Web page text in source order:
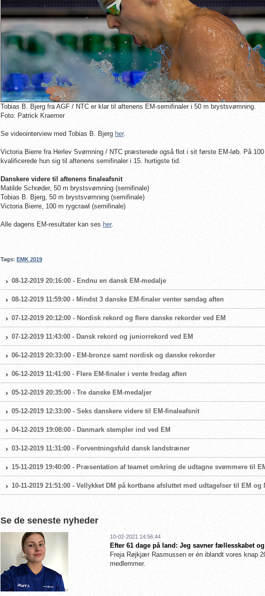
Tobias B. Bjerg fra AGF / NTC er klar til aftenens EM-semifinaler i 50 m brystsvømning.
Foto: Patrick Kraemer
Se videointerview med Tobias B. Bjerg her.
Victoria Bierre fra Herlev Svømning / NTC præsterede også flot i sit første EM-løb. På 100
kvalificerede hun sig til aftenens semifinaler i 15. hurtigste tid.
Danskere videre til aftenens finaleafsnit
Matilde Schrøder, 50 m brystsvømning (semifinale)
Tobias B. Bjerg, 50 m brystsvømning (semifinale)
Victoria Bierre, 100 m rygcrawl (semifinale)
Alle dagens EM-resultater kan ses her.
Tags: EMK 2019
08-12-2019 20:16:00 - Endnu en dansk EM-medalje
08-12-2019 11:59:00 - Mindst 3 danske EM-finaler venter søndag aften
07-12-2019 20:12:00 - Nordisk rekord og flere danske rekorder ved EM
07-12-2019 11:43:00 - Dansk rekord og juniorrekord ved EM
06-12-2019 20:33:00 - EM-bronze samt nordisk og danske rekorder
06-12-2019 11:41:00 - Flere EM-finaler i vente fredag aften
05-12-2019 20:35:00 - Tre danske EM-medaljer
05-12-2019 12:33:00 - Seks danskere videre til EM-finaleafsnit
04-12-2019 19:08:00 - Danmark stempler ind ved EM
03-12-2019 11:31:00 - Forventningsfuld dansk landstræner
15-11-2019 19:40:00 - Præsentation af teamet omkring de udtagne svømmere til
10-11-2019 21:51:00 - Vellykket DM på kortbane afsluttet med udtagelser til EM og
Se de seneste nyheder
10-02-2021 14:56:44
Efter 61 dage på land: Jeg savner fællesskabet
Freja Røjkjær Rasmussen er én iblandt vores knap
medlemmer.